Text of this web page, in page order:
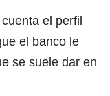
el perfil
el banco le
se suele dar en